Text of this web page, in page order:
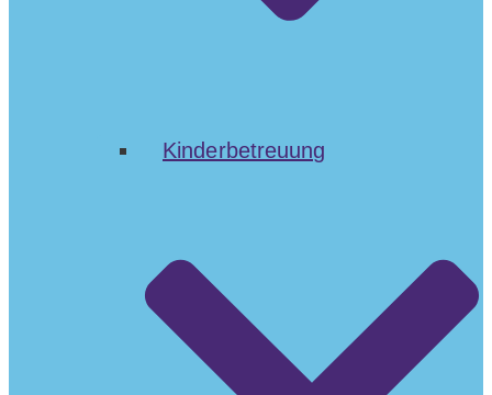
Kinderbetreuung